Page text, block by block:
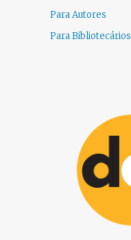
Para Autores
Para Bibliotecários